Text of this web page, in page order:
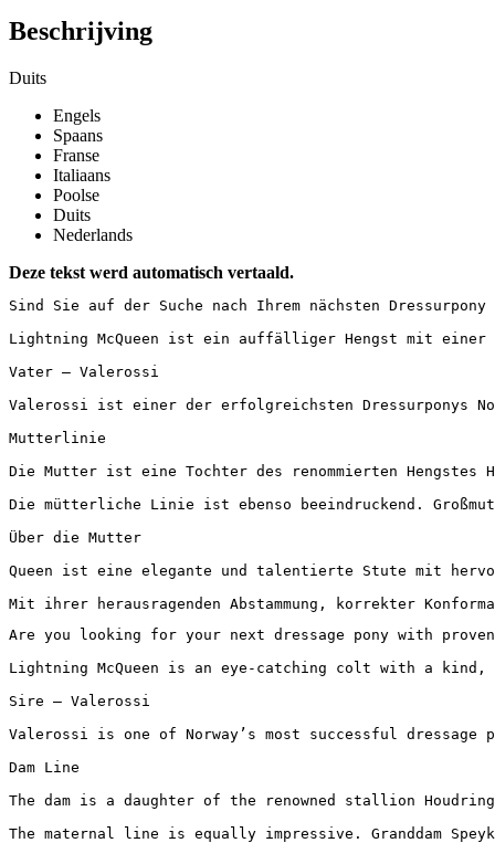
Beschrijving
Duits
Engels
Spaans
Franse
Italiaans
Poolse
Duits
Nederlands
Deze tekst werd automatisch vertaald.
Sind Sie auf der Suche nach Ihrem nächsten
Lightning McQueen ist ein auffälliger Hengst mit einer
Vater – Valerossi
Valerossi ist einer der erfolgreichsten Dressurponys
Mutterlinie
Die Mutter ist eine Tochter des renommierten
Die mütterliche Linie ist ebenso beeindruckend.
Über die Mutter
Queen ist eine elegante und talentierte Stute mit
Mit ihrer herausragenden Abstammung, korrekter
Are you looking for your next dressage pony with
Lightning McQueen is an eye-catching colt with a
Sire – Valerossi
Valerossi is one of Norway’s most successful
Dam Line
The dam is a daughter of the renowned stallion
The maternal line is equally impressive. Granddam